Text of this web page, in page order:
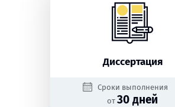
Диссертация
Сроки выполнения
от 30 дней